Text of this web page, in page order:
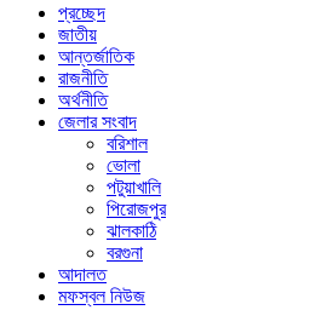
প্রচ্ছেদ
জাতীয়
আন্তর্জাতিক
রাজনীতি
অর্থনীতি
জেলার সংবাদ
বরিশাল
ভোলা
পটুয়াখালি
পিরোজপুর
ঝালকাঠি
বরগুনা
আদালত
মফস্বল নিউজ